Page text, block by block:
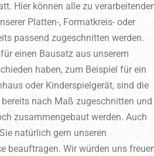
Hier können alle zu
Platten-, Formatkreis- oder
passend zugeschnitten werden.
einen Bausatz aus unserem
haben, zum Beispiel für ein
oder Kinderspielgerät, sind die
nach Maß zugeschnitten und
zusammengebaut werden. Auch
natürlich gern unseren
beauftragen. Wir würden uns